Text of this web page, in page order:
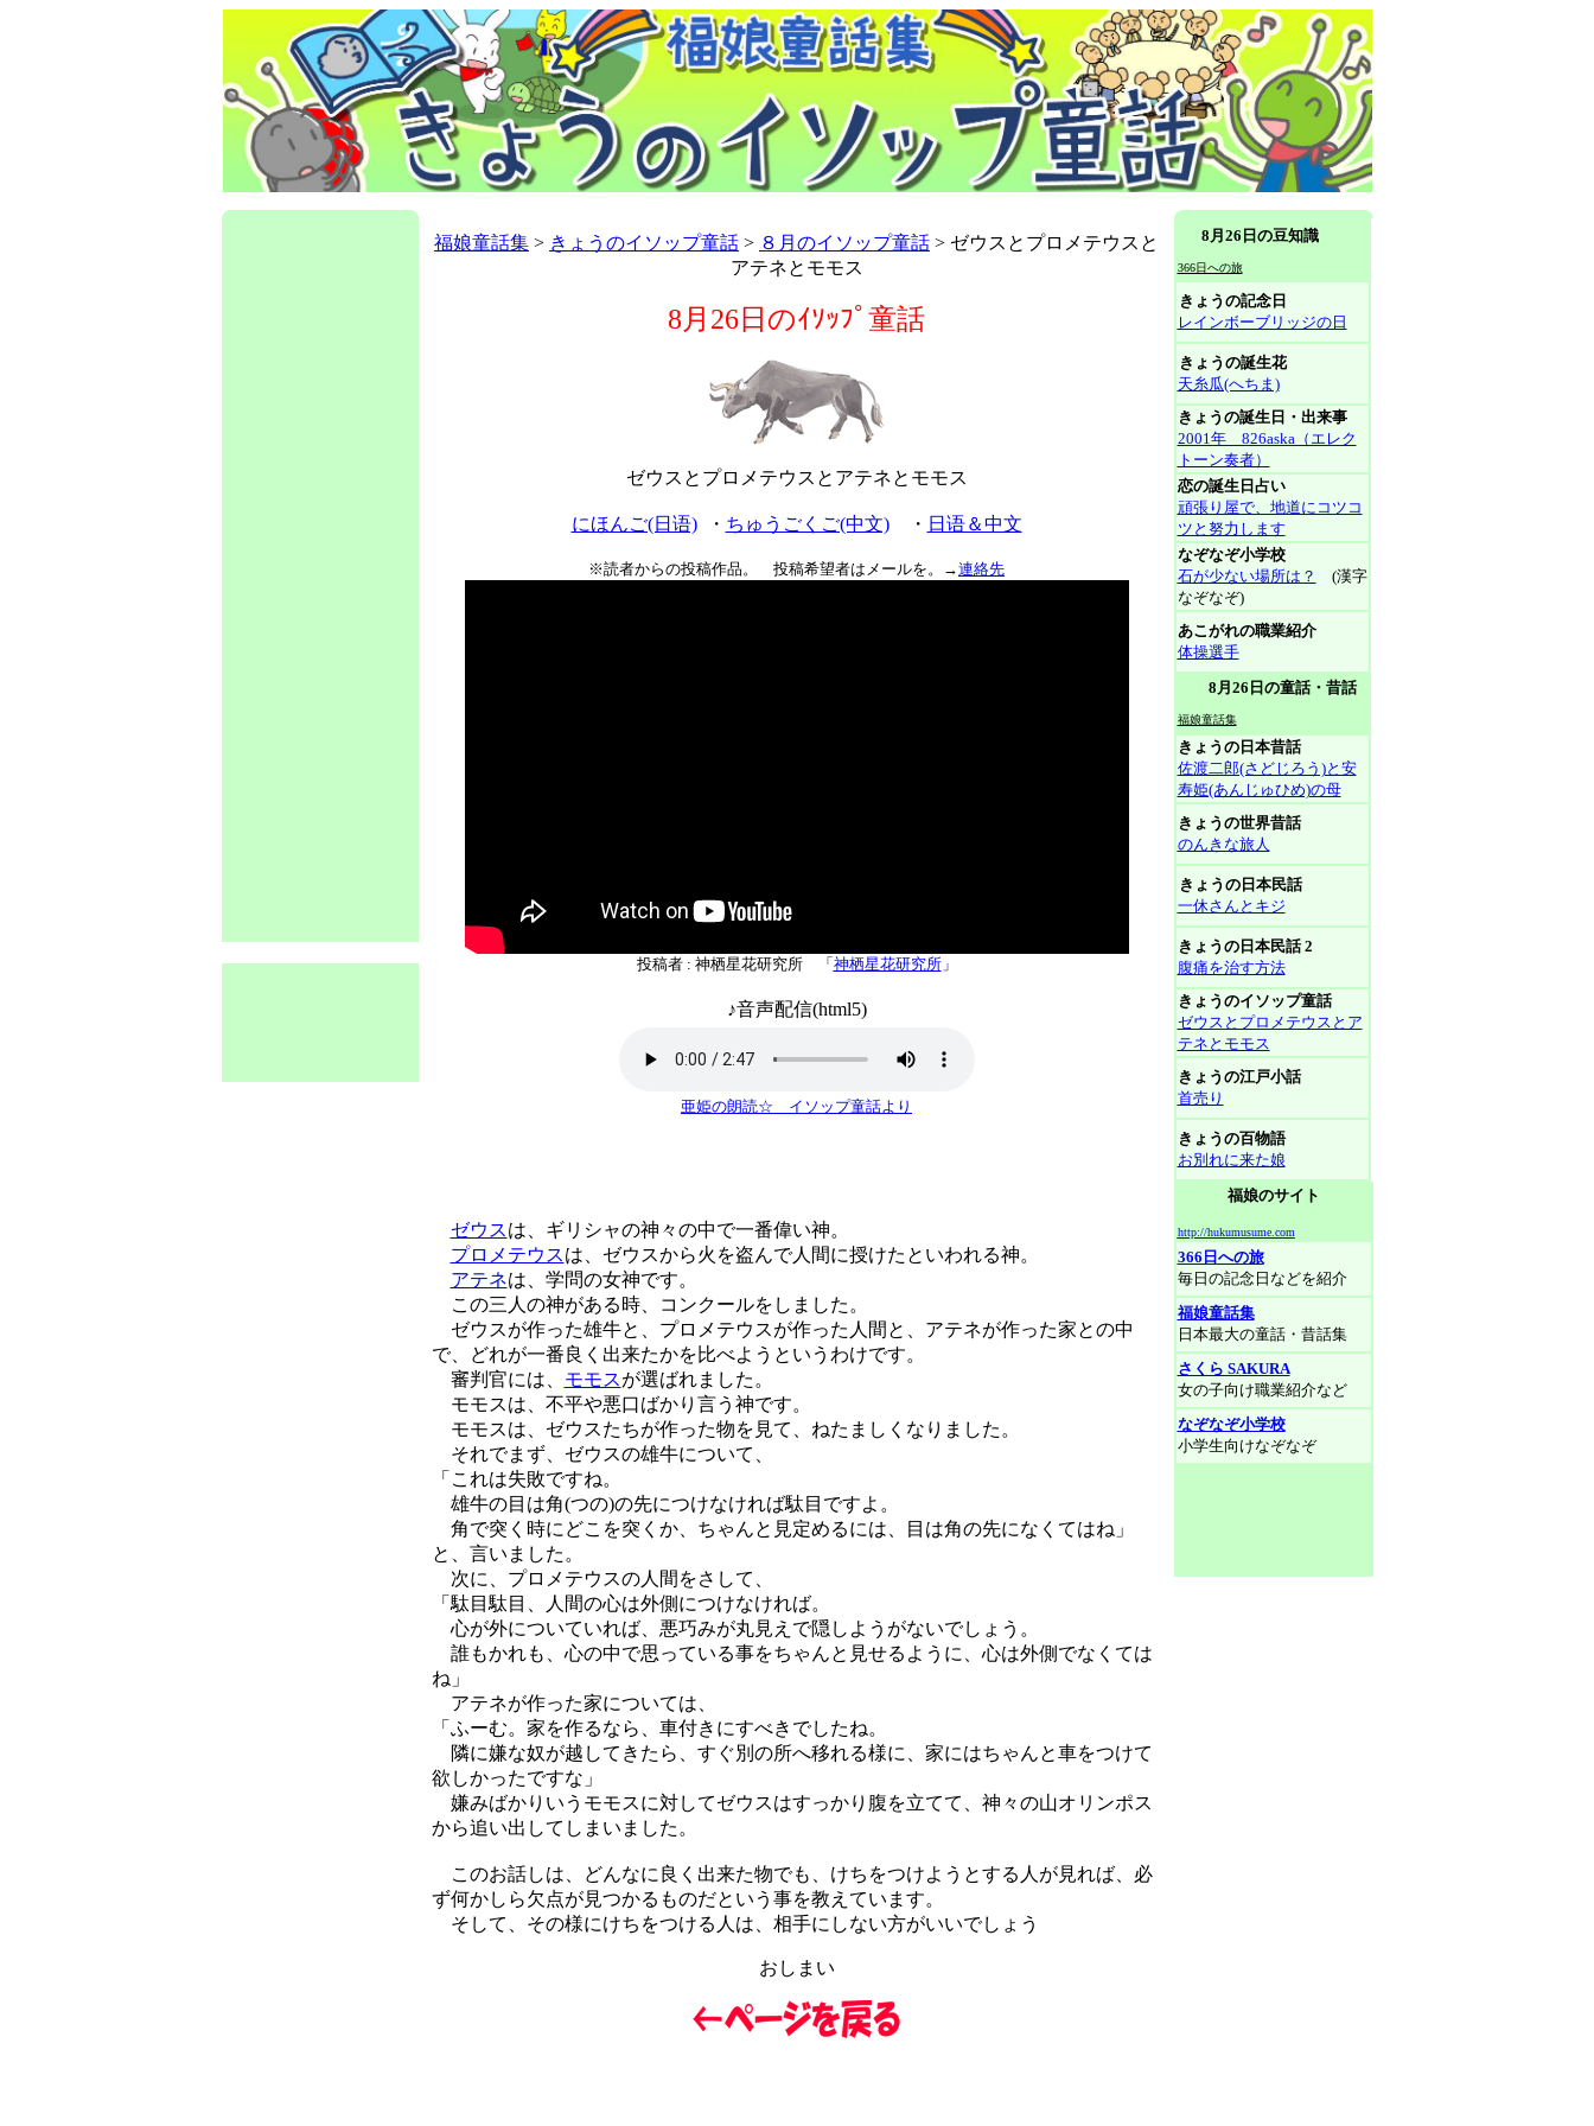
福娘童話集 > きょうのイソップ童話 > ８月のイソップ童話 > ゼウスとプロメテウスと
アテネとモモス
8月26日のｲｿｯﾌﾟ童話
ゼウスとプロメテウスとアテネとモモス
にほんご(日语)・ ちゅうごくご(中文)・ 日语＆中文
※読者からの投稿作品。 投稿希望者はメールを。→連絡先
投稿者 : 神栖星花研究所 「 神栖星花研究所」
♪音声配信(html5)
亜姫の朗読☆ イソップ童話より
ゼウスは、ギリシャの神々の中で一番偉い神。
プロメテウスは、ゼウスから火を盗んで人間に授けたといわれる神。
アテネは、学問の女神です。
この三人の神がある時、コンクールをしました。
ゼウスが作った雄牛と、プロメテウスが作った人間と、アテネが作った家との中
で、どれが一番良く出来たかを比べようというわけです。
審判官には、 モモスが選ばれました。
モモスは、不平や悪口ばかり言う神です。
モモスは、ゼウスたちが作った物を見て、ねたましくなりました。
それでまず、ゼウスの雄牛について、
「これは失敗ですね。
雄牛の目は角(つの)の先につけなければ駄目ですよ。
角で突く時にどこを突くか、ちゃんと見定めるには、目は角の先になくてはね」
と、言いました。
次に、プロメテウスの人間をさして、
「駄目駄目、人間の心は外側につけなければ。
心が外についていれば、悪巧みが丸見えで隠しようがないでしょう。
誰もかれも、心の中で思っている事をちゃんと見せるように、心は外側でなくては
ね」
アテネが作った家については、
「ふーむ。家を作るなら、車付きにすべきでしたね。
隣に嫌な奴が越してきたら、すぐ別の所へ移れる様に、家にはちゃんと車をつけて
欲しかったですな」
嫌みばかりいうモモスに対してゼウスはすっかり腹を立てて、神々の山オリンポス
から追い出してしまいました。
このお話しは、どんなに良く出来た物でも、けちをつけようとする人が見れば、必
ず何かしら欠点が見つかるものだという事を教えています。
そして、その様にけちをつける人は、相手にしない方がいいでしょう
おしまい
8月26日の豆知識
366日への旅
きょうの記念日
レインボーブリッジの日
きょうの誕生花
天糸瓜(へちま)
きょうの誕生日・出来事
2001年 826aska（エレク
トーン奏者）
恋の誕生日占い
頑張り屋で、地道にコツコ
ツと努力します
なぞなぞ小学校
石が少ない場所は？
(漢字
なぞなぞ)
あこがれの職業紹介
体操選手
8月26日の童話・昔話
福娘童話集
きょうの日本昔話
佐渡二郎(さどじろう)と安
寿姫(あんじゅひめ)の母
きょうの世界昔話
のんきな旅人
きょうの日本民話
一休さんとキジ
きょうの日本民話 2
腹痛を治す方法
きょうのイソップ童話
ゼウスとプロメテウスとア
テネとモモス
きょうの江戸小話
首売り
きょうの百物語
お別れに来た娘
福娘のサイト
http://hukumusume.com
366日への旅
毎日の記念日などを紹介
福娘童話集
日本最大の童話・昔話集
さくら SAKURA
女の子向け職業紹介など
なぞなぞ小学校
小学生向けなぞなぞ